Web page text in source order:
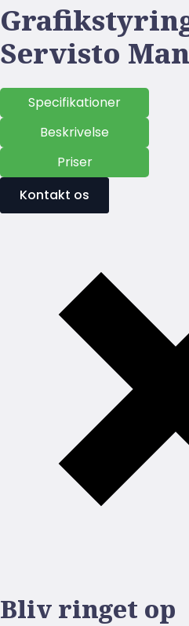
Servisto
Specifikationer
Beskrivelse
Priser
Kontakt os
Bliv ringet op